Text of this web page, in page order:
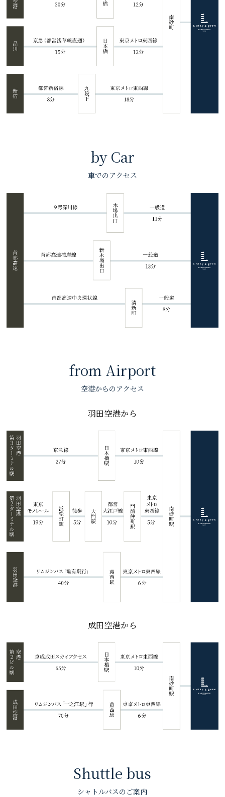
by Car
車でのアクセス
from Airport
空港からのアクセス
羽田空港から
成田空港から
Shuttle bus
シャトルバスのご案内